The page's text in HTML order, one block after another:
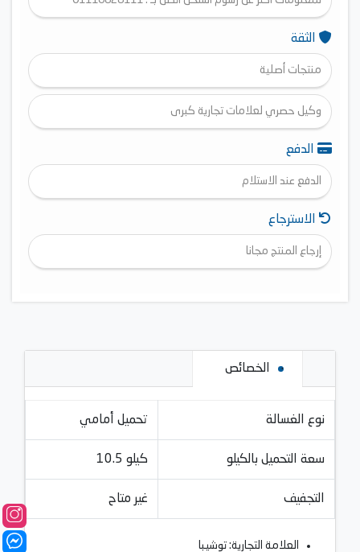
الثقة
منتجات أصلية
وكيل حصري لعلامات تجارية كبرى
الدفع
الدفع عند الاستلام
الاسترجاع
إرجاع المنتج مجانا
الخصائص
نوع الغسالة تحميل أمامي
سعة التحميل بالكيلو 10.5 كيلو
التجفيف غير متاح
العلامة التجارية: توشيبا